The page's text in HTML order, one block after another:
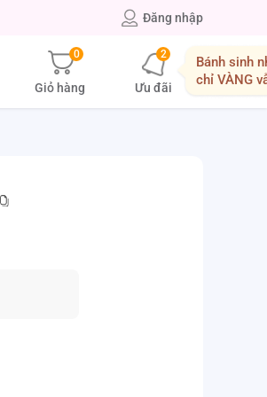
Đăng nhập
0
Giỏ hàng
2
Ưu đãi
Bánh sinh
chỉ VÀNG